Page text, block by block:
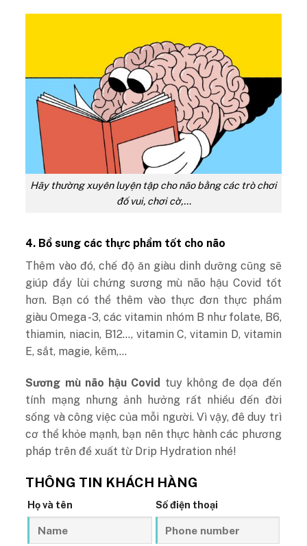
Hãy thường xuyên luyện tập cho não bằng các trò chơi
đố vui, chơi cờ,…
4. Bổ sung các thực phẩm tốt cho não
Thêm vào đó, chế độ ăn giàu dinh dưỡng cũng sẽ
giúp đẩy lùi chứng sương mù não hậu Covid tốt
hơn. Bạn có thể thêm vào thực đơn thực phẩm
giàu Omega -3, các vitamin nhóm B như folate, B6,
thiamin, niacin, B12…, vitamin C, vitamin D, vitamin
E, sắt, magie, kẽm,…
Sương mù não hậu Covid tuy không đe dọa đến
tính mạng nhưng ảnh hưởng rất nhiều đến đời
sống và công việc của mỗi người. Vì vậy, đê duy trì
cơ thể khỏe mạnh, bạn nên thực hành các phương
pháp trên đề xuất từ Drip Hydration nhé!
THÔNG TIN KHÁCH HÀNG
Họ và tên Số điện thoại